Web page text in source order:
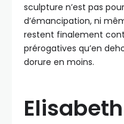
sculpture n’est pas
d’émancipation, ni
restent finalement
prérogatives qu’en
dorure en moins.